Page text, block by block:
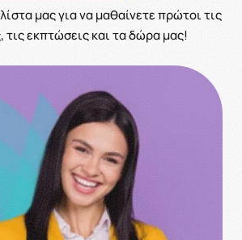
μας για να μαθαίνετε πρώτοι τις
εκπτώσεις και τα δώρα μας!